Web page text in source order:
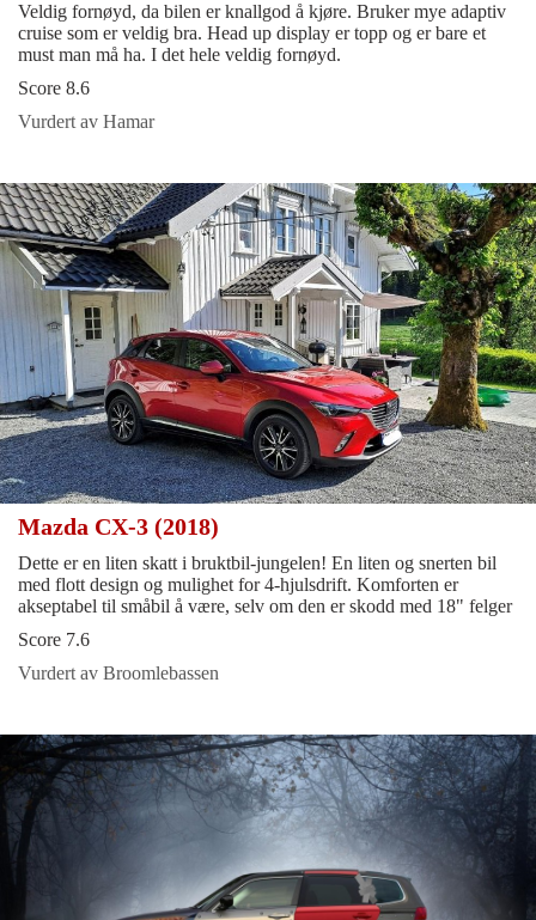
Veldig fornøyd, da bilen er knallgod å kjøre. Bruker mye adaptiv
cruise som er veldig bra. Head up display er topp og er bare et
must man må ha. I det hele veldig fornøyd.
Score 8.6
Vurdert av Hamar
Mazda CX-3 (2018)
Dette er en liten skatt i bruktbil-jungelen! En liten og snerten bil
med flott design og mulighet for 4-hjulsdrift. Komforten er
akseptabel til småbil å være, selv om den er skodd med 18" felger
Score 7.6
Vurdert av Broomlebassen